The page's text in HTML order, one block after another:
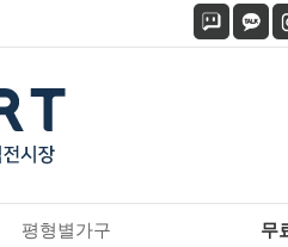
평형별가구 무